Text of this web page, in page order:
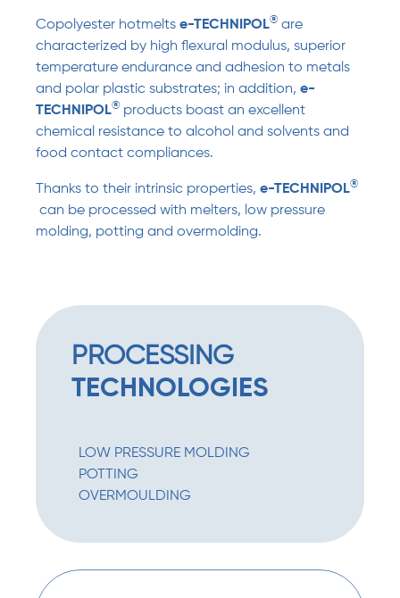
Copolyester hotmelts e-TECHNIPOL® are
characterized by high flexural modulus, superior
temperature endurance and adhesion to metals
and polar plastic substrates; in addition, e-
TECHNIPOL® products boast an excellent
chemical resistance to alcohol and solvents and
food contact compliances.
Thanks to their intrinsic properties, e-TECHNIPOL®
can be processed with melters, low pressure
molding, potting and overmolding.
PROCESSING
TECHNOLOGIES
LOW PRESSURE MOLDING
POTTING
OVERMOULDING